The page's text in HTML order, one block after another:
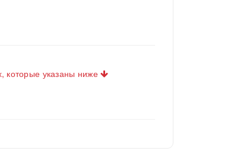
которые указаны ниже